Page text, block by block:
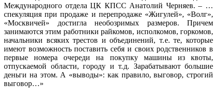
Международного отдела ЦК КПСС Анатолий Черняев. – …
спекуляция при продаже и перепродаже «Жигулей», «Волг»,
«Москвичей» достигла необозримых размеров. Причем
занимаются этим работники райкомов, исполкомов, горкомов,
начальники всяких трестов и объединений, т. е. те, которые
имеют возможность поставить себя и своих родственников в
первые номера очереди на покупку машины из квоты,
отпускаемой области, городу и т. д. Зарабатывают большие
деньги на этом. А «выводы»: как правило, выговор, строгий
выговор…»